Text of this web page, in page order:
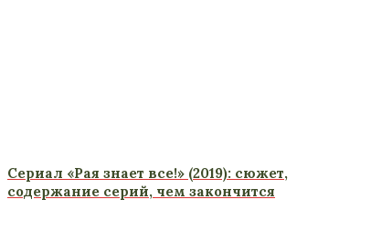
Сериал «Рая знает все!» (2019): сюжет,
содержание серий, чем закончится